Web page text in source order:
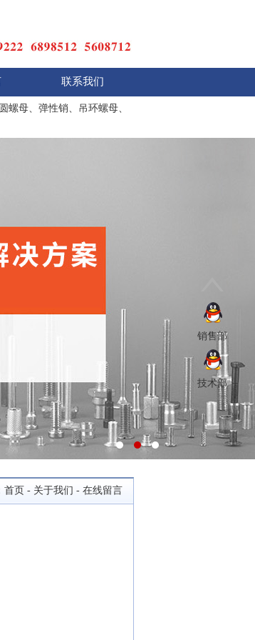
联系我们
母、弹性销、吊环螺母、
首页 - 关于我们 - 在线留言
销售部
技术部